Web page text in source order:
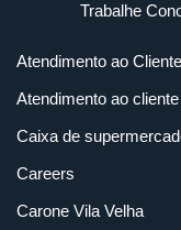
Trabalhe
Atendimento ao Cliente
Atendimento ao
Caixa de
Careers
Carone Vila Velha